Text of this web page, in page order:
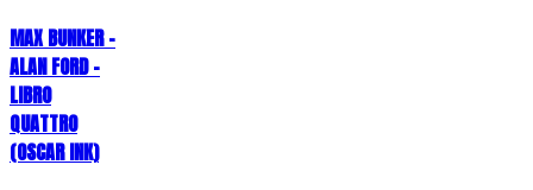
MAX BUNKER –
ALAN FORD –
LIBRO
QUATTRO
(OSCAR INK)